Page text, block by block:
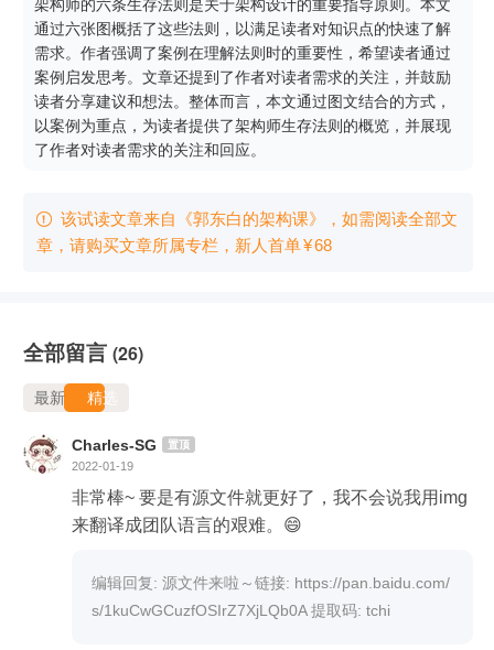
架构师的六条生存法则是关于架构设计的重要指导原则。本文
通过六张图概括了这些法则，以满足读者对知识点的快速了解
需求。作者强调了案例在理解法则时的重要性，希望读者通过
案例启发思考。文章还提到了作者对读者需求的关注，并鼓励
读者分享建议和想法。整体而言，本文通过图文结合的方式，
以案例为重点，为读者提供了架构师生存法则的概览，并展现
了作者对读者需求的关注和回应。
 该试读文章来自《郭东白的架构课》，如需阅读全部文
章，请购买文章所属专栏 ，新⼈⾸单¥68
全部留言 (26)
最新 精选
Charles-SG 置顶
2022-01-19
非常棒~ 要是有源文件就更好了，我不会说我用img
来翻译成团队语言的艰难。😄
编辑回复: 源文件来啦～链接: https://pan.baidu.com/
s/1kuCwGCuzfOSIrZ7XjLQb0A 提取码: tchi